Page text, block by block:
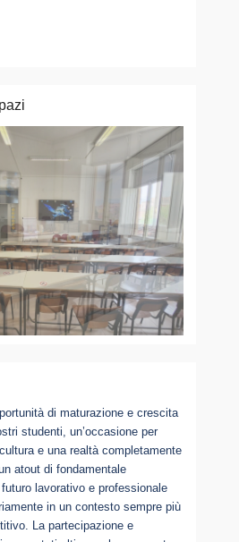
di maturazione e crescita
studenti, un’occasione per
e una realtà completamente
atout di fondamentale
lavorativo e professionale
in un contesto sempre più
La partecipazione e